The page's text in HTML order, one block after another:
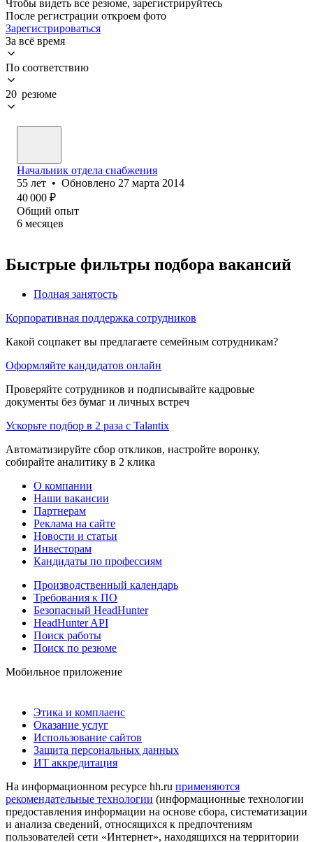
Чтобы видеть все резюме, зарегистрируйтесь
После регистрации откроем фото
Зарегистрироваться
За всё время
По соответствию
20 резюме
Начальник отдела снабжения
55 лет • Обновлено 27 марта 2014
40 000 ₽
Общий опыт
6 месяцев
Быстрые фильтры подбора вакансий
Полная занятость
Корпоративная поддержка сотрудников
Какой соцпакет вы предлагаете семейным сотрудникам?
Оформляйте кандидатов онлайн
Проверяйте сотрудников и подписывайте кадровые
документы без бумаг и личных встреч
Ускорьте подбор в 2 раза с Talantix
Автоматизируйте сбор откликов, настройте воронку,
собирайте аналитику в 2 клика
О компании
Наши вакансии
Партнерам
Реклама на сайте
Новости и статьи
Инвесторам
Кандидаты по профессиям
Производственный календарь
Требования к ПО
Безопасный HeadHunter
HeadHunter API
Поиск работы
Поиск по резюме
Мобильное приложение
Этика и комплаенс
Оказание услуг
Использование сайтов
Защита персональных данных
ИТ аккредитация
На информационном ресурсе hh.ru применяются
рекомендательные технологии (информационные технологии
предоставления информации на основе сбора, систематизации
и анализа сведений, относящихся к предпочтениям
пользователей сети «Интернет», находящихся на территории